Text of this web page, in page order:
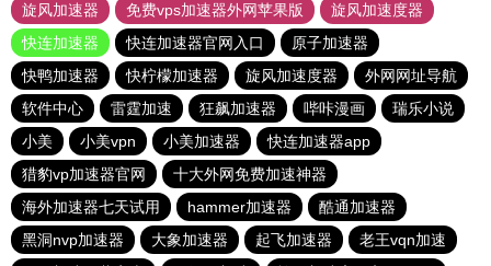
旋风加速器
免费vps加速器外网苹果版
旋风加速度器
快连加速器
快连加速器官网入口
原子加速器
快鸭加速器
快柠檬加速器 旋风加速度器
外网网址导航
软件中心
雷霆加速 狂飙加速器 哔咔漫画
瑞乐小说
小美
小美vpn 小美加速器
快连加速器app
猎豹vp加速器官网
十大外网免费加速神器
海外加速器七天试用
hammer加速器
酷通加速器
黑洞nvp加速器
大象加速器 起飞加速器
老王vqn加速